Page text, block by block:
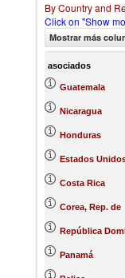
By Country and
Click on "Show
Mostrar más
asociados
Guatemala
Nicaragua
Honduras
Estados
Costa Rica
Corea, Rep. de
República
Panamá